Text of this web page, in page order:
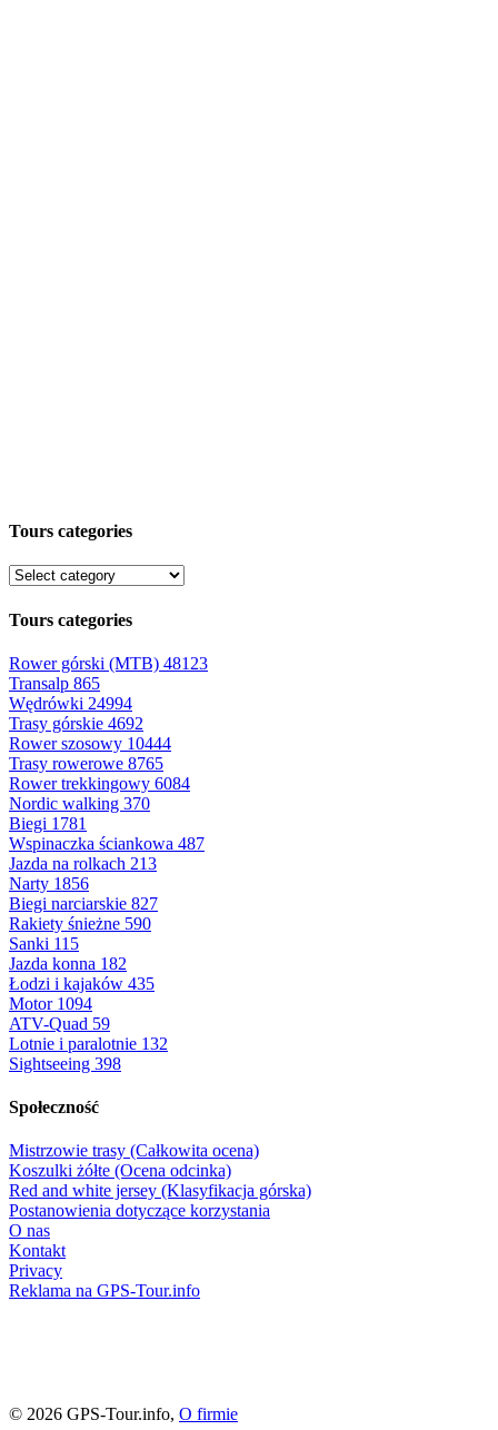
Tours categories
Tours categories
Rower górski (MTB) 48123
Transalp 865
Wędrówki 24994
Trasy górskie 4692
Rower szosowy 10444
Trasy rowerowe 8765
Rower trekkingowy 6084
Nordic walking 370
Biegi 1781
Wspinaczka ściankowa 487
Jazda na rolkach 213
Narty 1856
Biegi narciarskie 827
Rakiety śnieżne 590
Sanki 115
Jazda konna 182
Łodzi i kajaków 435
Motor 1094
ATV-Quad 59
Lotnie i paralotnie 132
Sightseeing 398
Społeczność
Mistrzowie trasy (Całkowita ocena)
Koszulki żółte (Ocena odcinka)
Red and white jersey (Klasyfikacja górska)
Postanowienia dotyczące korzystania
O nas
Kontakt
Privacy
Reklama na GPS-Tour.info
© 2026 GPS-Tour.info, O firmie